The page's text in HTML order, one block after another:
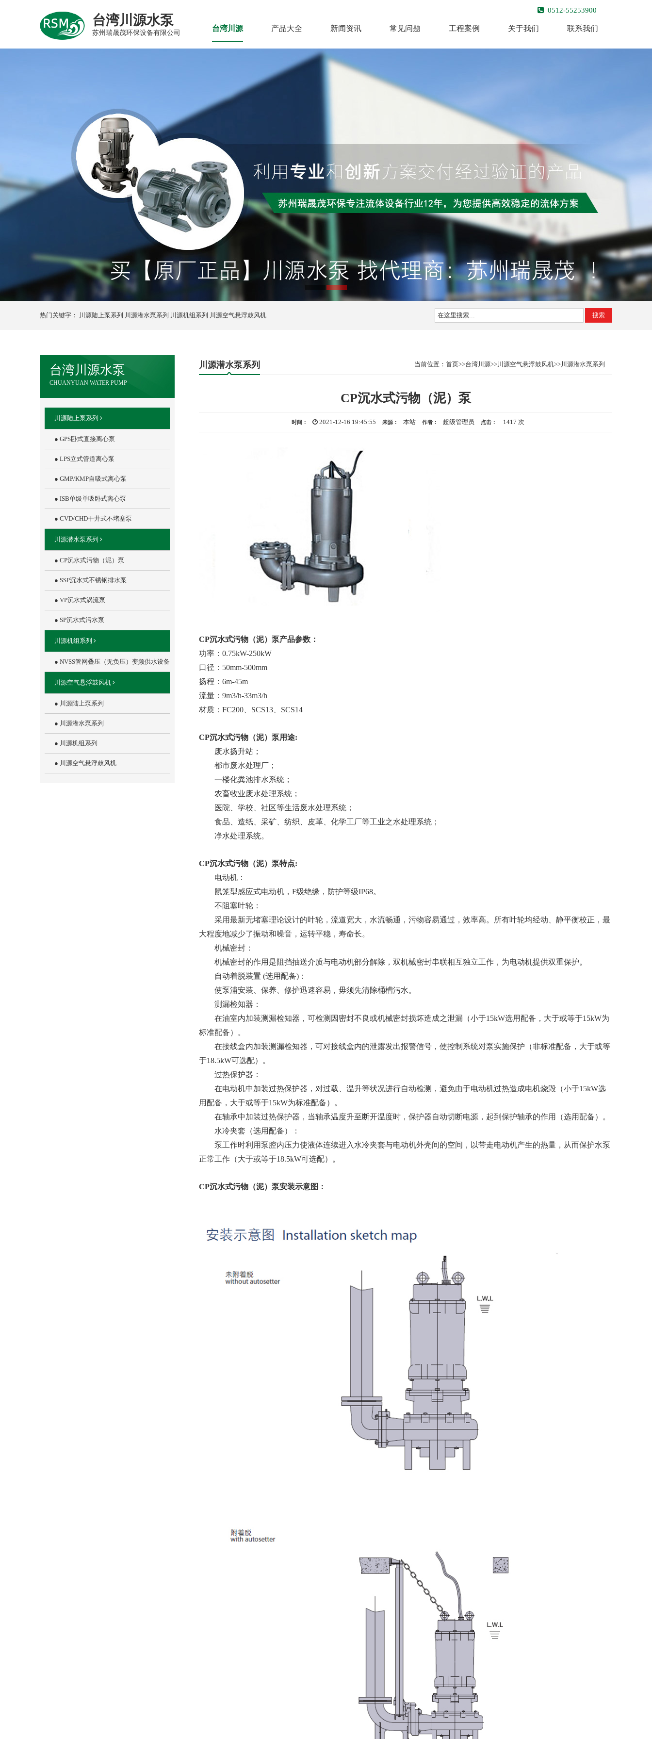
台湾川源水泵
苏州瑞晟茂环保设备有限公司
0512-55253900
台湾川源 产品大全 新闻资讯 常见问题 工程案例 关于我们 联系我们
热门关键字： 川源陆上泵系列 川源潜水泵系列 川源机组系列 川源空气悬浮鼓风机 搜索
台湾川源水泵
CHUANYUAN WATER PUMP
川源陆上泵系列
● GPS卧式直接离心泵
● LPS立式管道离心泵
● GMP/KMP自吸式离心泵
● ISB单级单吸卧式离心泵
● CVD/CHD干井式不堵塞泵
川源潜水泵系列
● CP沉水式污物（泥）泵
● SSP沉水式不锈钢排水泵
● VP沉水式涡流泵
● SP沉水式污水泵
川源机组系列
● NVSS管网叠压（无负压）变频供水设备
川源空气悬浮鼓风机
● 川源陆上泵系列
● 川源潜水泵系列
● 川源机组系列
● 川源空气悬浮鼓风机
川源潜水泵系列 当前位置： 首页>>台湾川源>>川源空气悬浮鼓风机>>川源潜水泵系列
CP沉水式污物（泥）泵
时间： 2021-12-16 19:45:55 来源： 本站 作者： 超级管理员 点击： 1417 次
CP沉水式污物（泥）泵产品参数：
功率：0.75kW-250kW
口径：50mm-500mm
扬程：6m-45m
流量：9m3/h-33m3/h
材质：FC200、SCS13、SCS14
CP沉水式污物（泥）泵用途:
废水扬升站；
都市废水处理厂；
一楼化粪池排水系统；
农畜牧业废水处理系统；
医院、学校、社区等生活废水处理系统；
食品、造纸、采矿、纺织、皮革、化学工厂等工业之水处理系统；
净水处理系统。
CP沉水式污物（泥）泵特点:
电动机：
鼠笼型感应式电动机，F级绝缘，防护等级IP68。
不阻塞叶轮：
采用最新无堵塞理论设计的叶轮，流道宽大，水流畅通，污物容易通过，效率高。所有叶轮均经动、静平衡校正，最
大程度地减少了振动和噪音，运转平稳，寿命长。
机械密封：
机械密封的作用是阻挡抽送介质与电动机部分解除，双机械密封串联相互独立工作，为电动机提供双重保护。
自动着脱装置 (选用配备)：
使泵浦安装、保养、修护迅速容易，毋须先清除桶槽污水。
测漏检知器：
在油室内加装测漏检知器，可检测因密封不良或机械密封损坏造成之泄漏（小于15kW选用配备，大于或等于15kW为
标准配备）。
在接线盒内加装测漏检知器，可对接线盒内的泄露发出报警信号，使控制系统对泵实施保护（非标准配备，大于或等
于18.5kW可选配）。
过热保护器：
在电动机中加装过热保护器，对过载、温升等状况进行自动检测，避免由于电动机过热造成电机烧毁（小于15kW选
用配备，大于或等于15kW为标准配备）。
在轴承中加装过热保护器，当轴承温度升至断开温度时，保护器自动切断电源，起到保护轴承的作用（选用配备）。
水冷夹套（选用配备）：
泵工作时利用泵腔内压力使液体连续进入水冷夹套与电动机外壳间的空间，以带走电动机产生的热量，从而保护水泵
正常工作（大于或等于18.5kW可选配）。
CP沉水式污物（泥）泵安装示意图：